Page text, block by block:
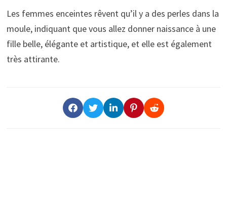
Les femmes enceintes rêvent qu’il y a des perles dans la
moule, indiquant que vous allez donner naissance à une
fille belle, élégante et artistique, et elle est également
très attirante.